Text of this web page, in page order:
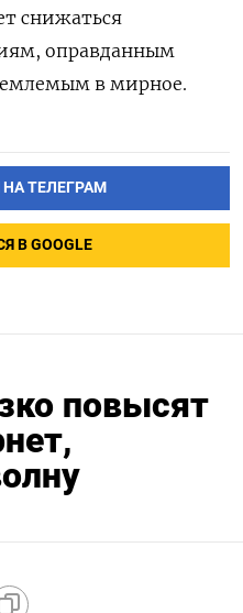
снижаться
оправданным
в мирное.
ТЕЛЕГРАМ
В GOOGLE
повысят